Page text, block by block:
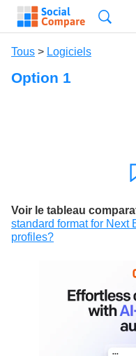
Tous > Logiciels
Option 1
Voir le tableau
standard format for Next
profiles?